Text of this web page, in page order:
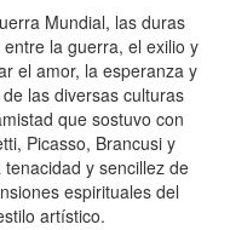
Mundial, las duras
la guerra, el exilio y
el amor, la esperanza y
las diversas culturas
que sostuvo con
Picasso, Brancusi y
y sencillez de
espirituales del
artístico.